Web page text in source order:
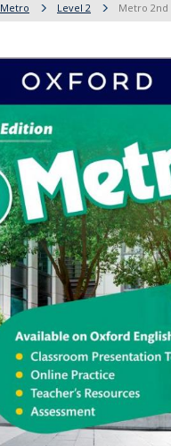
Metro Level 2 Metro 2nd